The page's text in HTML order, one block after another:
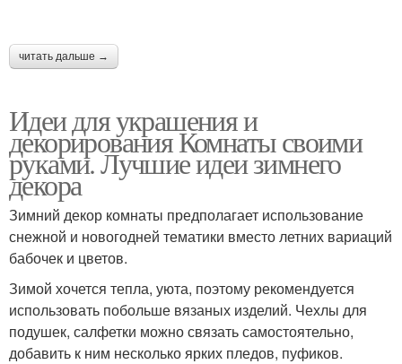
читать дальше →
Идеи для украшения и
декорирования Комнаты своими
руками. Лучшие идеи зимнего
декора
Зимний декор комнаты предполагает использование
снежной и новогодней тематики вместо летних вариаций
бабочек и цветов.
Зимой хочется тепла, уюта, поэтому рекомендуется
использовать побольше вязаных изделий. Чехлы для
подушек, салфетки можно связать самостоятельно,
добавить к ним несколько ярких пледов, пуфиков.